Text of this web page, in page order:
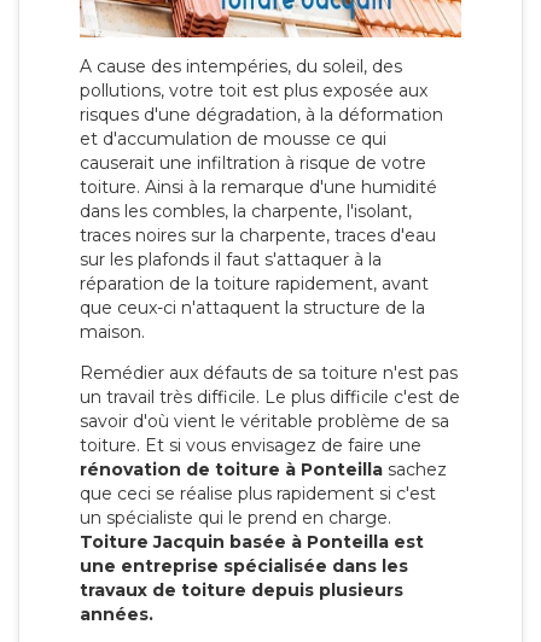
A cause des intempéries, du soleil, des
pollutions, votre toit est plus exposée aux
risques d'une dégradation, à la déformation
et d'accumulation de mousse ce qui
causerait une infiltration à risque de votre
toiture. Ainsi à la remarque d'une humidité
dans les combles, la charpente, l'isolant,
traces noires sur la charpente, traces d'eau
sur les plafonds il faut s'attaquer à la
réparation de la toiture rapidement, avant
que ceux-ci n'attaquent la structure de la
maison.
Remédier aux défauts de sa toiture n'est pas
un travail très difficile. Le plus difficile c'est de
savoir d'où vient le véritable problème de sa
toiture. Et si vous envisagez de faire une
rénovation de toiture à Ponteilla sachez
que ceci se réalise plus rapidement si c'est
un spécialiste qui le prend en charge.
Toiture Jacquin basée à Ponteilla est
une entreprise spécialisée dans les
travaux de toiture depuis plusieurs
années.